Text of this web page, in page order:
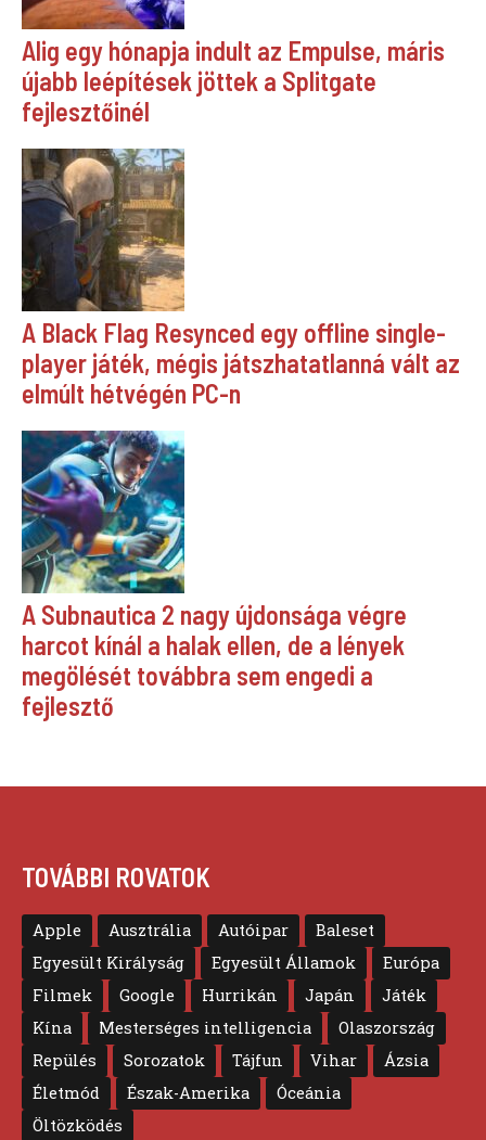
Alig egy hónapja indult az Empulse, máris
újabb leépítések jöttek a Splitgate
fejlesztőinél
A Black Flag Resynced egy offline single-
player játék, mégis játszhatatlanná vált az
elmúlt hétvégén PC-n
A Subnautica 2 nagy újdonsága végre
harcot kínál a halak ellen, de a lények
megölését továbbra sem engedi a
fejlesztő
TOVÁBBI ROVATOK
Apple Ausztrália Autóipar
Baleset
Egyesült Királyság
Egyesült Államok
Európa
Filmek
Google Hurrikán Japán
Játék
Kína
Mesterséges intelligencia
Olaszország
Repülés
Sorozatok Tájfun Vihar
Ázsia
Életmód
Észak-Amerika
Óceánia
Öltözködés